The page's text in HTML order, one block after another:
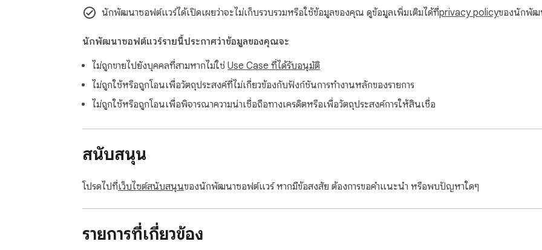
นักพัฒนาซอฟต์แวร์ได้เปิดเผยว่าจะไม่เก็บรวบรวมหรือใช้ข้อมูลของคุณ ดูข้อมูลเพิ่มเติมได้ที่privacy policyของนักพัฒ
นักพัฒนาซอฟต์แวร์รายนี้ประกาศว่าข้อมูลของคุณจะ
ไม่ถูกขายไปยังบุคคลที่สามหากไม่ใช่ Use Case ที่ได้รับอนุมัติ
ไม่ถูกใช้หรือถูกโอนเพื่อวัตถุประสงค์ที่ไม่เกี่ยวข้องกับฟังก์ชันการทำงานหลักของรายการ
ไม่ถูกใช้หรือถูกโอนเพื่อพิจารณาความน่าเชื่อถือทางเครดิตหรือเพื่อวัตถุประสงค์การให้สินเชื่อ
สนับสนุน
โปรดไปที่เว็บไซต์สนับสนุนของนักพัฒนาซอฟต์แวร์ หากมีข้อสงสัย ต้องการขอคำแนะนำ หรือพบปัญหาใดๆ
รายการที่เกี่ยวข้อง